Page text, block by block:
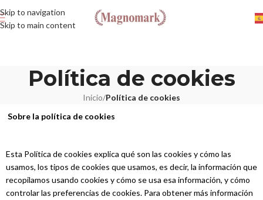
Skip to navigation
Skip to main content
Política de cookies
Inicio/Política de cookies
Sobre la política de cookies
Esta Política de cookies explica qué son las cookies y cómo las
usamos, los tipos de cookies que usamos, es decir, la información que
recopilamos usando cookies y cómo se usa esa información, y cómo
controlar las preferencias de cookies. Para obtener más información